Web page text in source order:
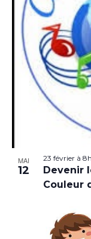
MAI
12
23 février à
Devenir
Couleur